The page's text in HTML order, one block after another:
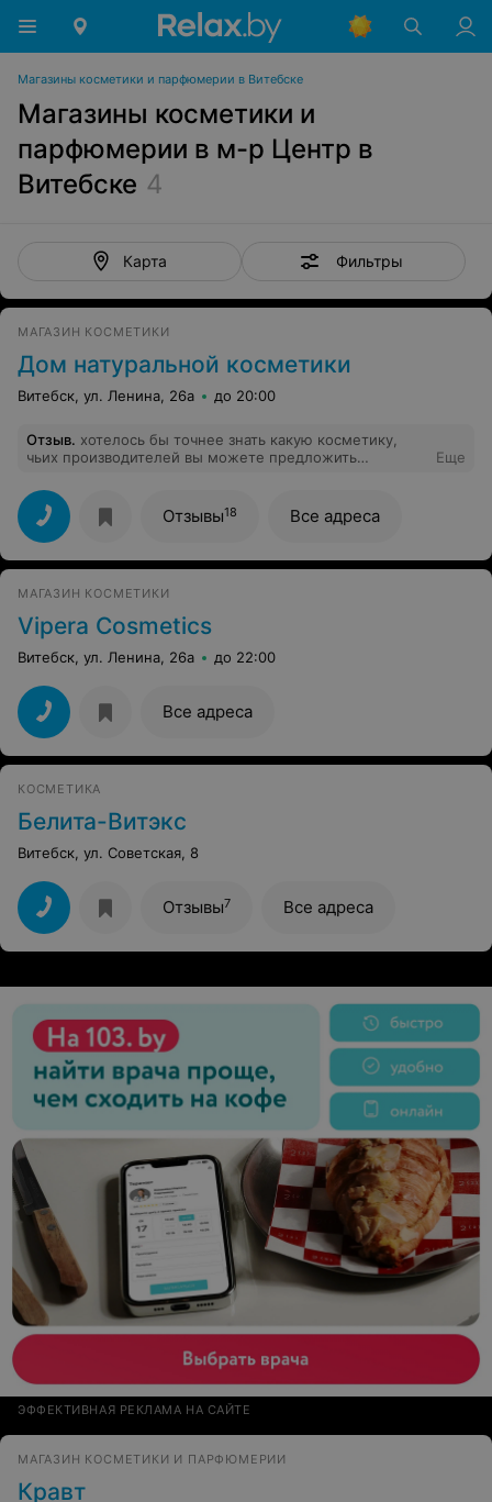
Магазины косметики и парфюмерии в Витебске
Магазины косметики и
парфюмерии в м-р Центр в
Витебске 4
Карта Фильтры
МАГАЗИН КОСМЕТИКИ
Дом натуральной косметики
Витебск, ул. Ленина, 26а до 20:00
Отзыв. хотелось бы точнее знать какую косметику,
чьих производителей вы можете предложить
заранее благодарна.
Еще
Отзывы18 Все адреса
МАГАЗИН КОСМЕТИКИ
Vipera Cosmetics
Витебск, ул. Ленина, 26а до 22:00
Все адреса
КОСМЕТИКА
Белита-Витэкс
Витебск, ул. Советская, 8
Отзывы7 Все адреса
ЭФФЕКТИВНАЯ РЕКЛАМА НА САЙТЕ
МАГАЗИН КОСМЕТИКИ И ПАРФЮМЕРИИ
Кравт